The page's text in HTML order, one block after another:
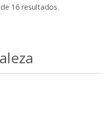
16 resultados.